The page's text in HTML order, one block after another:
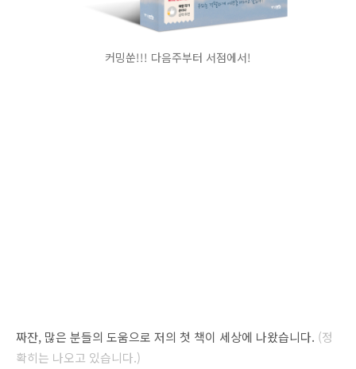
커밍쑨!!! 다음주부터 서점에서!
짜잔, 많은 분들의 도움으로 저의 첫 책이 세상에 나왔습니다. (정
확히는 나오고 있습니다.)